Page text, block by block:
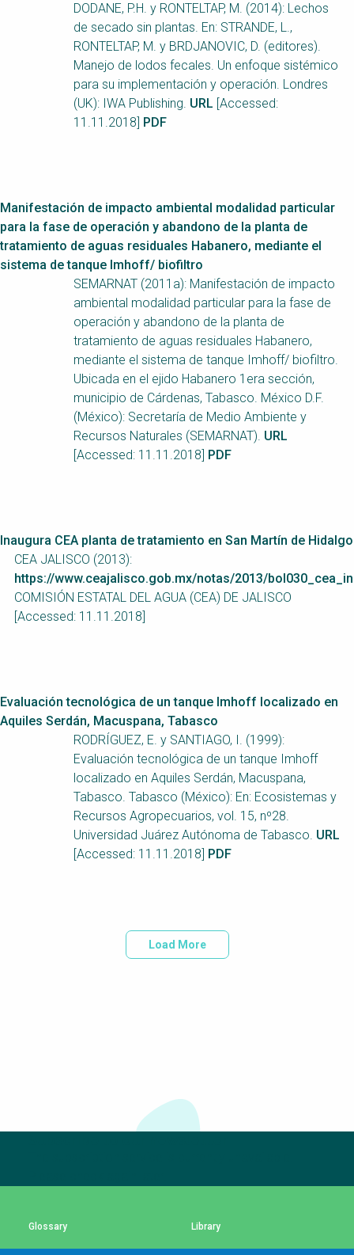
DODANE, P.H. y RONTELTAP, M. (2014): Lechos
de secado sin plantas. En: STRANDE, L.,
RONTELTAP, M. y BRDJANOVIC, D. (editores).
Manejo de lodos fecales. Un enfoque sistémico
para su implementación y operación. Londres
(UK): IWA Publishing. URL [Accessed:
11.11.2018] PDF
Manifestación de impacto ambiental modalidad particular
para la fase de operación y abandono de la planta de
tratamiento de aguas residuales Habanero, mediante el
sistema de tanque Imhoff/ biofiltro
SEMARNAT (2011a): Manifestación de impacto
ambiental modalidad particular para la fase de
operación y abandono de la planta de
tratamiento de aguas residuales Habanero,
mediante el sistema de tanque Imhoff/ biofiltro.
Ubicada en el ejido Habanero 1era sección,
municipio de Cárdenas, Tabasco. México D.F.
(México): Secretaría de Medio Ambiente y
Recursos Naturales (SEMARNAT). URL
[Accessed: 11.11.2018] PDF
Inaugura CEA planta de tratamiento en San Martín de Hidalgo
CEA JALISCO (2013):
https://www.ceajalisco.gob.mx/notas/2013/
COMISIÓN ESTATAL DEL AGUA (CEA) DE JALISCO
[Accessed: 11.11.2018]
Evaluación tecnológica de un tanque Imhoff localizado en
Aquiles Serdán, Macuspana, Tabasco
RODRÍGUEZ, E. y SANTIAGO, I. (1999):
Evaluación tecnológica de un tanque Imhoff
localizado en Aquiles Serdán, Macuspana,
Tabasco. Tabasco (México): En: Ecosistemas y
Recursos Agropecuarios, vol. 15, nº28.
Universidad Juárez Autónoma de Tabasco. URL
[Accessed: 11.11.2018] PDF
Load More
Glossary Library